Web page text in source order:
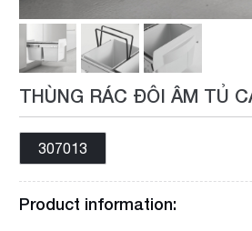
THÙNG RÁC ĐÔI ÂM TỦ
307013
Product information: